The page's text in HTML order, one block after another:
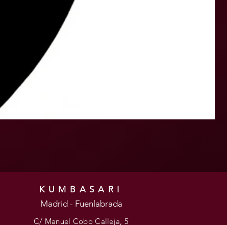
KUMBASARI
Madrid - Fuenlabrada
C/ Manuel Cobo Calleja, 5